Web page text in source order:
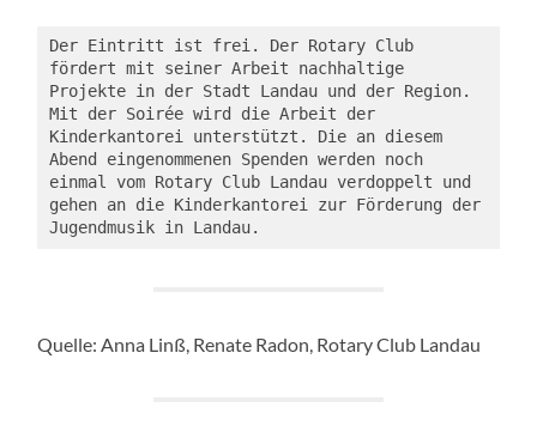
Der Eintritt ist frei. Der Rotary Club
fördert mit seiner Arbeit nachhaltige
Projekte in der Stadt Landau und der Region.
Mit der Soirée wird die Arbeit der
Kinderkantorei unterstützt. Die an diesem
Abend eingenommenen Spenden werden noch
einmal vom Rotary Club Landau verdoppelt und
gehen an die Kinderkantorei zur Förderung der
Jugendmusik in Landau.
Quelle: Anna Linß, Renate Radon, Rotary Club Landau